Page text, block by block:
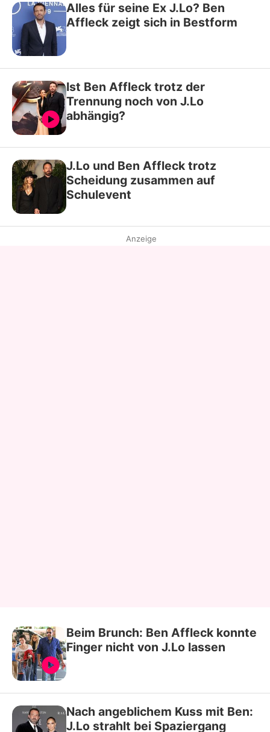
Alles für seine Ex J.Lo? Ben
Affleck zeigt sich in Bestform
Ist Ben Affleck trotz der
Trennung noch von J.Lo
abhängig?
J.Lo und Ben Affleck trotz
Scheidung zusammen auf
Schulevent
Anzeige
Beim Brunch: Ben Affleck konnte
Finger nicht von J.Lo lassen
Nach angeblichem Kuss mit Ben:
J.Lo strahlt bei Spaziergang